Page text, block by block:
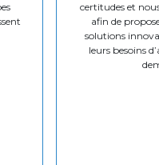
certitudes et
afin de
solutions
leurs besoins